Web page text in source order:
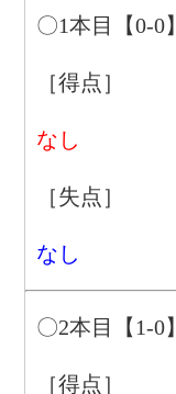
〇1本目【0-0
［得点］
なし
［失点］
なし
〇2本目【1-0
［得点］